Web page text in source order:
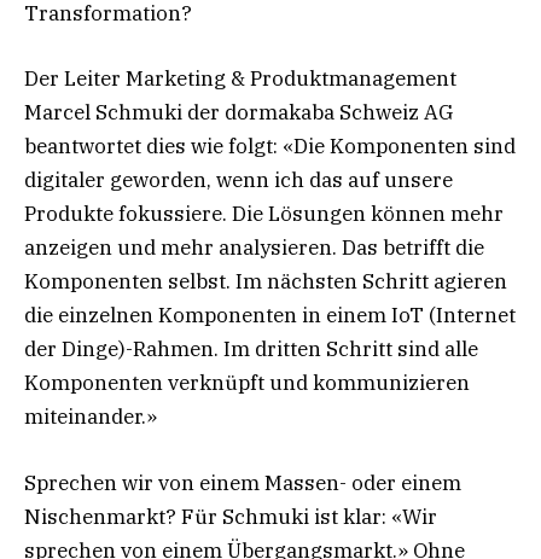
Transformation?
Der Leiter Marketing & Produktmanagement
Marcel Schmuki der dormakaba Schweiz AG
beantwortet dies wie folgt: «Die Komponenten sind
digitaler geworden, wenn ich das auf unsere
Produkte fokussiere. Die Lösungen können mehr
anzeigen und mehr analysieren. Das betrifft die
Komponenten selbst. Im nächsten Schritt agieren
die einzelnen Komponenten in einem IoT (Internet
der Dinge)-Rahmen. Im dritten Schritt sind alle
Komponenten verknüpft und kommunizieren
miteinander.»
Sprechen wir von einem Massen- oder einem
Nischenmarkt? Für Schmuki ist klar: «Wir
sprechen von einem Übergangsmarkt.» Ohne